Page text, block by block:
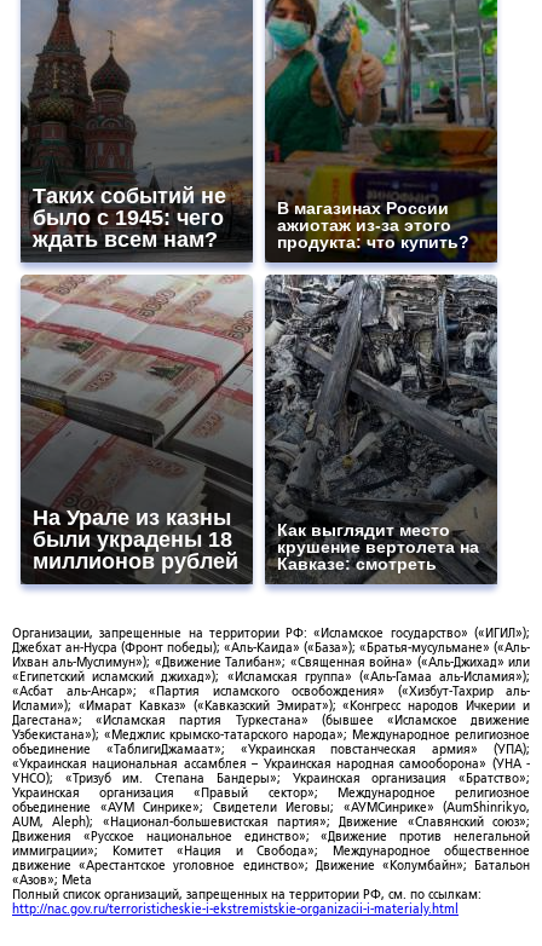
Таких событий не
было с 1945: чего
ждать всем нам?
В магазинах России
ажиотаж из-за этого
продукта: что купить?
На Урале из казны
были украдены 18
миллионов рублей
Как выглядит место
крушение вертолета на
Кавказе: смотреть
Организации, запрещенные на территории РФ: «Исламское государство» («ИГИЛ»);
Джебхат ан-Нусра (Фронт победы); «Аль-Каида» («База»); «Братья-мусульмане» («Аль-
Ихван аль-Муслимун»); «Движение Талибан»; «Священная война» («Аль-Джихад» или
«Египетский исламский джихад»); «Исламская группа» («Аль-Гамаа аль-Исламия»);
«Асбат аль-Ансар»; «Партия исламского освобождения» («Хизбут-Тахрир аль-
Ислами»); «Имарат Кавказ» («Кавказский Эмират»); «Конгресс народов Ичкерии и
Дагестана»; «Исламская партия Туркестана» (бывшее «Исламское движение
Узбекистана»); «Меджлис крымско-татарского народа»; Международное религиозное
объединение «ТаблигиДжамаат»; «Украинская повстанческая армия» (УПА);
«Украинская национальная ассамблея – Украинская народная самооборона» (УНА -
УНСО); «Тризуб им. Степана Бандеры»; Украинская организация «Братство»;
Украинская организация «Правый сектор»; Международное религиозное
объединение «АУМ Синрике»; Свидетели Иеговы; «АУМСинрике» (AumShinrikyo,
AUM, Aleph); «Национал-большевистская партия»; Движение «Славянский союз»;
Движения «Русское национальное единство»; «Движение против нелегальной
иммиграции»; Комитет «Нация и Свобода»; Международное общественное
движение «Арестантское уголовное единство»; Движение «Колумбайн»; Батальон
«Азов»; Meta
Полный список организаций, запрещенных на территории РФ, см. по ссылкам:
http://nac.gov.ru/terroristicheskie-i-ekstremistskie-organizacii-i-materialy.html